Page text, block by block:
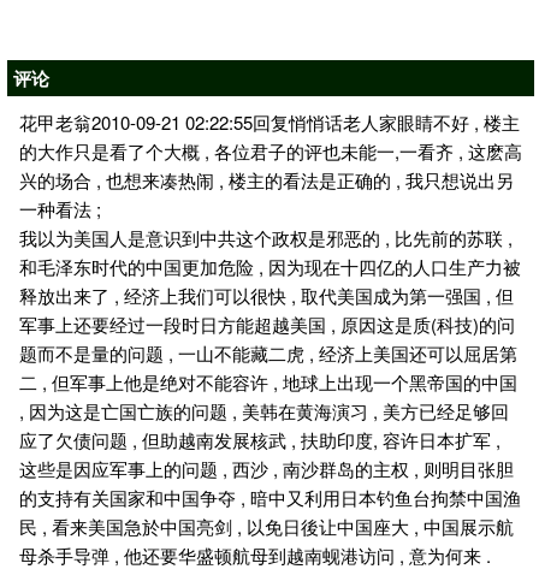
评论
花甲老翁2010-09-21 02:22:55回复悄悄话老人家眼睛不好 , 楼主
的大作只是看了个大概 , 各位君子的评也未能一,一看齐 , 这麽高
兴的场合 , 也想来凑热闹 , 楼主的看法是正确的 , 我只想说出另
一种看法 ;
我以为美国人是意识到中共这个政权是邪恶的 , 比先前的苏联 ,
和毛泽东时代的中国更加危险 , 因为现在十四亿的人口生产力被
释放出来了 , 经济上我们可以很快 , 取代美国成为第一强国 , 但
军事上还要经过一段时日方能超越美国 , 原因这是质(科技)的问
题而不是量的问题 , 一山不能藏二虎 , 经济上美国还可以屈居第
二 , 但军事上他是绝对不能容许 , 地球上出现一个黑帝国的中国
, 因为这是亡国亡族的问题 , 美韩在黄海演习 , 美方已经足够回
应了欠债问题 , 但助越南发展核武 , 扶助印度, 容许日本扩军 ,
这些是因应军事上的问题 , 西沙 , 南沙群岛的主权 , 则明目张胆
的支持有关国家和中国争夺 , 暗中又利用日本钓鱼台拘禁中国渔
民 , 看来美国急於中国亮剑 , 以免日後让中国座大 , 中国展示航
母杀手导弹 , 他还要华盛顿航母到越南蚬港访问 , 意为何来 .